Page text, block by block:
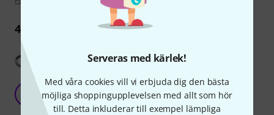
Serveras med kärlek!
Med våra cookies vill vi erbjuda dig den bästa
möjliga shoppingupplevelsen med allt som hör
till. Detta inkluderar till exempel lämpliga
4Recensioner
Visa översättning
slayer tab
jjjjjjjjjjjjjjjjjjj 13.09.2019